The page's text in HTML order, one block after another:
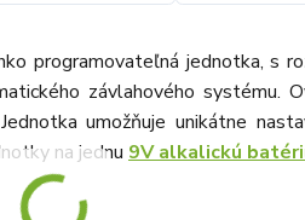
programovateľná jednotka, s
závlahového systému.
umožňuje unikátne
na jednu 9V alkalickú